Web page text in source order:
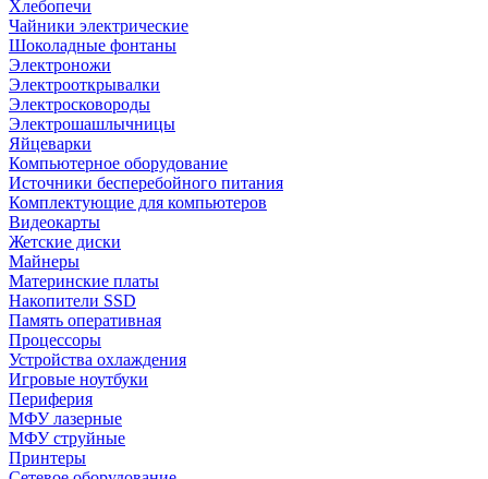
Хлебопечи
Чайники электрические
Шоколадные фонтаны
Электроножи
Электрооткрывалки
Электросковороды
Электрошашлычницы
Яйцеварки
Компьютерное оборудование
Источники бесперебойного питания
Комплектующие для компьютеров
Видеокарты
Жетские диски
Майнеры
Материнские платы
Накопители SSD
Память оперативная
Процессоры
Устройства охлаждения
Игровые ноутбуки
Периферия
МФУ лазерные
МФУ струйные
Принтеры